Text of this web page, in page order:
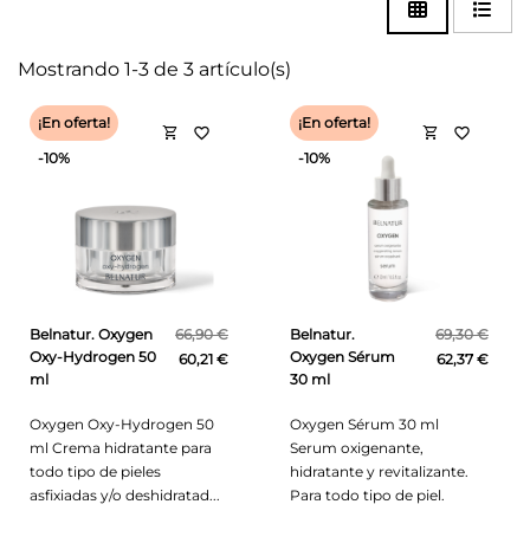
Mostrando 1-3 de 3 artículo(s)
Belnatur. Oxygen
Oxy-Hydrogen 50
ml
66,90 €
60,21 €
Oxygen Oxy-Hydrogen 50
ml Crema hidratante para
todo tipo de pieles
asfixiadas y/o deshidratad...
shopping_cart
¡En oferta!
-10%
favorite_border
Belnatur.
Oxygen Sérum
30 ml
69,30 €
62,37 €
Oxygen Sérum 30 ml
Serum oxigenante,
hidratante y revitalizante.
Para todo tipo de piel.
shopping_cart
¡En oferta!
-10%
favorite_border